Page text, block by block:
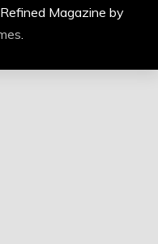
Magazine by